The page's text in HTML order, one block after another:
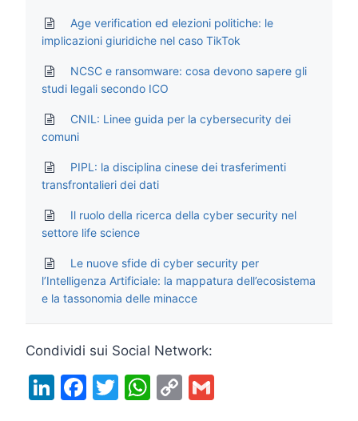
Age verification ed elezioni politiche: le
implicazioni giuridiche nel caso TikTok
NCSC e ransomware: cosa devono sapere gli
studi legali secondo ICO
CNIL: Linee guida per la cybersecurity dei
comuni
PIPL: la disciplina cinese dei trasferimenti
transfrontalieri dei dati
Il ruolo della ricerca della cyber security nel
settore life science
Le nuove sfide di cyber security per
l’Intelligenza Artificiale: la mappatura dell’ecosistema
e la tassonomia delle minacce
Condividi sui Social Network:
Li F
T
W C